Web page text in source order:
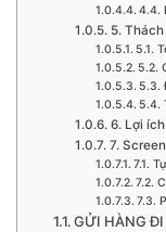
4.4.
5.
5.1.
5.2.
5.3.
5.4.
6. Lợi
7.
7.1.
7.2.
7.3.
GỬI HÀNG